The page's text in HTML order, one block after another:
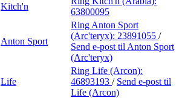
Kitch'n
63800095
Anton Sport
Ring Anton Sport
(Arc'teryx): 23891055 /
Send e-post til Anton Sport
(Arc'teryx)
Life
Ring Life (Arcon):
46893193 / Send e-post til
Life (Arcon)